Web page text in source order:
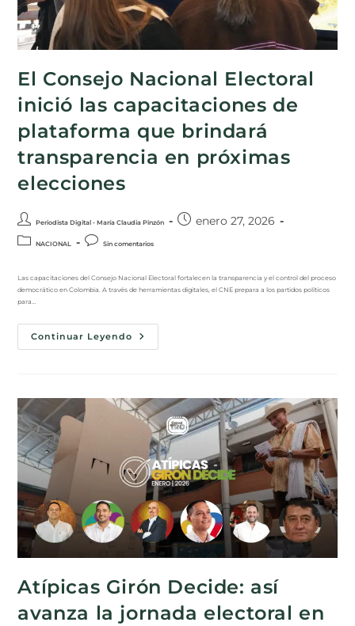
El Consejo Nacional Electoral
inició las capacitaciones de
plataforma que brindará
transparencia en próximas
elecciones
Periodista Digital - María Claudia Pinzón enero 27, 2026
NACIONAL Sin comentarios
Las capacitaciones del Consejo Nacional Electoral fortalecen la transparencia y el control del proceso
democrático en Colombia. A través de herramientas digitales, el CNE prepara a los partidos políticos
para…
Continuar Leyendo
Atípicas Girón Decide: así
avanza la jornada electoral en